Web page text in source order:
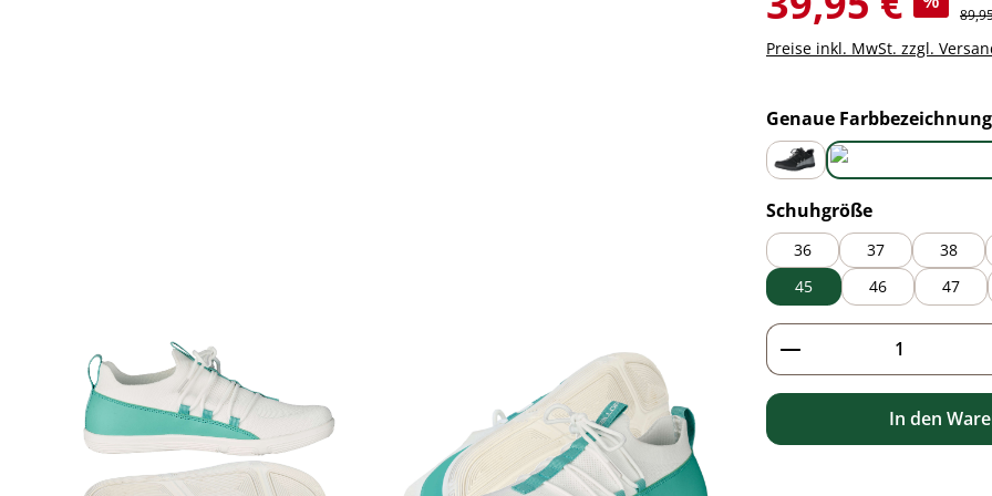
Preise inkl. MwSt. zzgl.
Genaue Farbbezeichnung
black green
Schuhgrößeauswählen
36 37 38
45
46 47
Produkt Anzahl:
In den